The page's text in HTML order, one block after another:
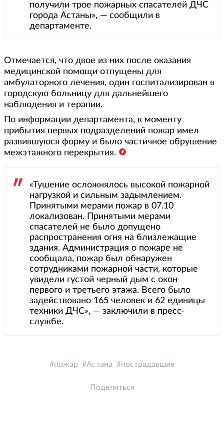
получили трое пожарных спасателей ДЧС
города Астаны», — сообщили в
департаменте.
Отмечается, что двое из них после оказания
медицинской помощи отпущены для
амбулаторного лечения, один госпитализирован в
городскую больницу для дальнейшего
наблюдения и терапии.
По информации департамента, к моменту
прибытия первых подразделений пожар имел
развившуюся форму и было частичное обрушение
межэтажного перекрытия.
«Тушение осложнялось высокой пожарной
нагрузкой и сильным задымлением.
Принятыми мерами пожар в 07.10
локализован. Принятыми мерами
спасателей не было допущено
распространения огня на близлежащие
здания. Администрация о пожаре не
сообщала, пожар был обнаружен
сотрудниками пожарной части, которые
увидели густой черный дым с окон
первого и третьего этажа. Всего было
задействовано 165 человек и 62 единицы
техники ДЧС», — заключили в пресс-
службе.
пожар Астана пострадавшие
Поделиться